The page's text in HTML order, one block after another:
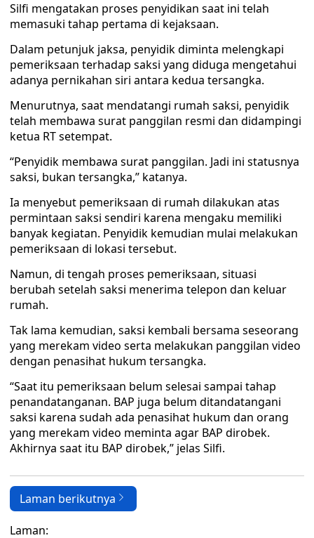
Silfi mengatakan proses penyidikan saat ini telah
memasuki tahap pertama di kejaksaan.
Dalam petunjuk jaksa, penyidik diminta melengkapi
pemeriksaan terhadap saksi yang diduga mengetahui
adanya pernikahan siri antara kedua tersangka.
Menurutnya, saat mendatangi rumah saksi, penyidik
telah membawa surat panggilan resmi dan didampingi
ketua RT setempat.
“Penyidik membawa surat panggilan. Jadi ini statusnya
saksi, bukan tersangka,” katanya.
Ia menyebut pemeriksaan di rumah dilakukan atas
permintaan saksi sendiri karena mengaku memiliki
banyak kegiatan. Penyidik kemudian mulai melakukan
pemeriksaan di lokasi tersebut.
Namun, di tengah proses pemeriksaan, situasi
berubah setelah saksi menerima telepon dan keluar
rumah.
Tak lama kemudian, saksi kembali bersama seseorang
yang merekam video serta melakukan panggilan video
dengan penasihat hukum tersangka.
“Saat itu pemeriksaan belum selesai sampai tahap
penandatanganan. BAP juga belum ditandatangani
saksi karena sudah ada penasihat hukum dan orang
yang merekam video meminta agar BAP dirobek.
Akhirnya saat itu BAP dirobek,” jelas Silfi.
Laman berikutnya
Laman: